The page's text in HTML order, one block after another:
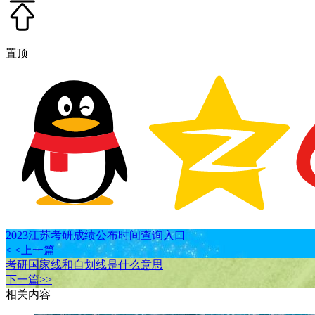
置顶
2023江苏考研成绩公布时间查询入口
< <上一篇
考研国家线和自划线是什么意思
下一篇>>
相关内容